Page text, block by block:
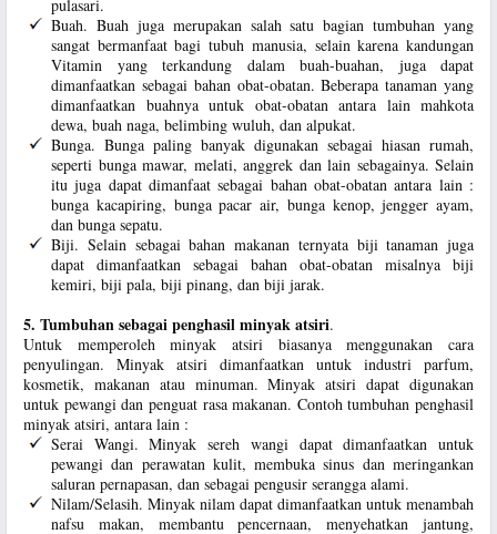
pulasari.
Buah. Buah juga merupakan salah satu bagian tumbuhan yang
sangat bermanfaat bagi tubuh manusia, selain karena kandungan
Vitamin yang terkandung dalam buah-buahan, juga dapat
dimanfaatkan sebagai bahan obat-obatan. Beberapa tanaman yang
dimanfaatkan buahnya untuk obat-obatan antara lain mahkota
dewa, buah naga, belimbing wuluh, dan alpukat.
Bunga. Bunga paling banyak digunakan sebagai hiasan rumah,
seperti bunga mawar, melati, anggrek dan lain sebagainya. Selain
itu juga dapat dimanfaat sebagai bahan obat-obatan antara lain :
bunga kacapiring, bunga pacar air, bunga kenop, jengger ayam,
dan bunga sepatu.
Biji. Selain sebagai bahan makanan ternyata biji tanaman juga
dapat dimanfaatkan sebagai bahan obat-obatan misalnya biji
kemiri, biji pala, biji pinang, dan biji jarak.
5. Tumbuhan sebagai penghasil minyak atsiri.
Untuk memperoleh minyak atsiri biasanya menggunakan cara
penyulingan. Minyak atsiri dimanfaatkan untuk industri parfum,
kosmetik, makanan atau minuman. Minyak atsiri dapat digunakan
untuk pewangi dan penguat rasa makanan. Contoh tumbuhan penghasil
minyak atsiri, antara lain :
Serai Wangi. Minyak sereh wangi dapat dimanfaatkan untuk
pewangi dan perawatan kulit, membuka sinus dan meringankan
saluran pernapasan, dan sebagai pengusir serangga alami.
Nilam/Selasih. Minyak nilam dapat dimanfaatkan untuk menambah
nafsu makan, membantu pencernaan, menyehatkan jantung,